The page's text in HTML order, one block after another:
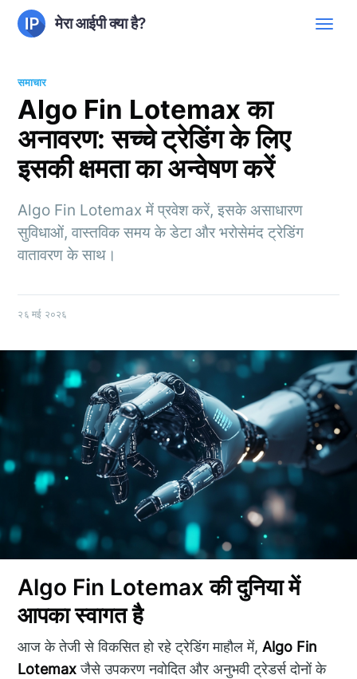
मेरा आईपी क्या है?
समाचार
Algo Fin Lotemax का
अनावरण: सच्चे ट्रेडिंग के लिए
इसकी क्षमता का अन्वेषण करें
Algo Fin Lotemax में प्रवेश करें, इसके असाधारण
सुविधाओं, वास्तविक समय के डेटा और भरोसेमंद ट्रेडिंग
वातावरण के साथ।
२६ मई २०२६
Algo Fin Lotemax की दुनिया में
आपका स्वागत है
आज के तेजी से विकसित हो रहे ट्रेडिंग माहौल में,Algo Fin
Lotemaxजैसे उपकरण नवोदित और अनुभवी ट्रेडर्स दोनों के